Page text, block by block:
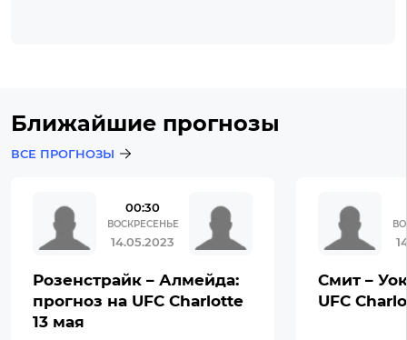
Ближайшие прогнозы
ВСЕ ПРОГНОЗЫ
00:30
ВОСКРЕСЕНЬЕ
14.05.2023
Розенстрайк – Алмейда:
прогноз на UFC Charlotte
13 мая
Смит –
UFC